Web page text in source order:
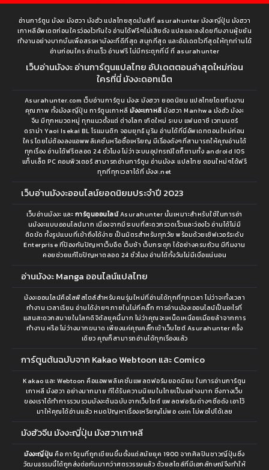
ตอนที่ 52
เมษายน 7, 2022
ตอนที่ 51
เมษายน 7, 2022
เมษายน 7, 2022
ตอนที่ 49
เมษายน 7, 2022
ตอนที่ 48
เมษายน 7, 2022
ตอนที่ 47
เมษายน 7, 2022
ตอนที่ 46
เมษายน 7, 2022
ตอนที่ 45
เมษายน 7, 2022
ตอนที่ 44 ตอนที่ 43
เมษายน 7, 2022
ตอนที่ 42
เมษายน 7, 2022
ตอนที่ 41
เมษายน 7, 2022
ตอนที่ 40
เมษายน 7, 2022
ตอนที่ 39
เมษายน 7, 2022
ตอนที่ 38
เมษายน 7, 2022
ตอนที่ 37
เมษายน 7, 2022
ตอนที่ 36
เมษายน 7, 2022
ตอนที่ 35
เมษายน 7, 2022
ตอนที่ 34
เมษายน 7, 2022 เมษายน 7, 2022
ตอนที่ 32
เมษายน 7, 2022
ตอนที่ 31
เมษายน 7, 2022
ตอนที่ 30
เมษายน 7, 2022
ตอนที่ 29
เมษายน 7, 2022
ตอนที่ 28 ตอนที่ 27
อ่านการ์ตูน มังงะ มังฮวา มังฮัว แปลไทยสุดมันส์ที่ asurahunter มังงะญี่ปุ่น มังฮวา
เกาหลีอัพเดตก่อนใครว่องไวทันใจ อ่านได้ฟรีๆไม่เสียตัง แปลและลงโดยทีมงานผู้ขยัน
ทำงานอย่างบากบั่นเพื่อสรรหามังงะที่ดีที่สุด สนุกที่สุด และอัปเดตไวที่สุดให้ทุกท่านได้
อ่านก่อนใคร อ่านเร็ว อ่านฟรี ไม่มีกระตุกที่นี่ ที่ asurahunter
เว็บอ่านมังงะ อ่านการ์ตูนแปลไทย อัปเดตตอนล่าสุดใหม่ก่อน
ใครที่นี่ มังงะดอทเน็ต
Asurahunter.com เว็บอ่านการ์ตูน มังงะ มังฮวา ยอดนิยม แปลไทยโดยทีมงาน
คุณภาพ ทั้งมังงะญี่ปุ่น การ์ตูนเกาหลีมังงะเกาหลี มังฮวา Manhwa มังฮัว มังงะ
จีน มีทุกหมวดหมู่ ทุกแนวตั้งแต่ ต่างโลก เกิดใหม่ ระบบ แฟนตาซี เวทมนตร์
ดราม่า Yaoi Isekai BL โรแมนติก จอมยุทธ์ มูริม อ่านได้ที่นี่อัพเดทตอนใหม่ก่อน
ใคร โดยไม่ต้องลงแอพพลิเคชั่นหรือซื้อเหรียญ มีเรื่องดังๆที่สามารถให้คุณอ่านได้
ทุกเรื่อง อ่านได้ฟรีตลอด 24 ชั่วโมง ไม่ว่าจะบนอุปกรณ์ใดก็ตามทั้ง android IOS
แท็บเล็ต PC คอมพิวเตอร์ สามารถอ่านการ์ตูน อ่านมังงะ แปลไทย ตอนใหม่ๆได้ฟรี
ทุกที่ทุกเวลาได้ที่ มังงะ.net
เว็บอ่านมังงะออนไลน์ยอดนิยมประจำปี 2023
เว็บอ่านมังงะ และ การ์ตูนออนไลน์Asurahunter นั้นเหมาะสำหรับใช้ในการอ่า
นมังงะแบบออนไลน์มาก เนื่องจากมีระบบที่สะดวกรวดเร็วและว่องไว อ่านได้ไม่มี
ติดขัด ทั้งรูปแบบที่เข้าถึงได้ง่าย เป็นมิตรสำหรับทุกวัย พร้อมด้วยเซิฟเวอร์ระดับ
Enterprise ที่ป้องกันปัญหาเว็บอืด เว็บช้า เว็บกระตุก ได้อย่างครบถ้วน มีทีมงาน
คอยช่วยแก้ไขปัญหาตลอด 24 ชั่วโมง อ่านได้ทั้งวันไม่มีเบื่อแน่นอน
อ่านมังงะ Manga ออนไลน์แปลไทย
ม้งงะออนไลน์คือไลฟ์สไตล์สำหรับคนรุ่นใหม่ที่อ่านได้ทุกที่ทุกเวลา ไม่ว่าจะทั้งเวลา
ทำงาน เวลาเรียน อ่านได้ง่ายๆภายในไม่กี่คลิ๊ก การอ่านมังงะออนไลน์เป็นอะไรที่
แสนสะดวกสบายในโลกดิจิตัลยุคนี้มาก ไม่ว่าคุณจะเหน็ดเหนื่อยเมื่อยล้าจากการ
ทำงาน หรือ ไม่ว่างมากขนาด เพียงแค่คุณคลิ๊กเข้าเว็บไซต์ Asurahunter ครั้ง
เดียว คุณก็สามารถอ่านได้ทุกเรื่องแล้ว
การ์ตูนต้นฉบับจาก Kakao Webtoon และ Comico
Kakao และ Webtoon คือแอพพลิเคชั่นแพลตฟอร์มยอดนิยม ในการอ่านการ์ตูน
เกาหลี มังฮวา อย่างมากมาย ทีได้รับความนิยมในไทยเป็นอย่างมาก ซึ่งทางเว็บ
ของเราได้ทำการรวบรวมมังงะต้นฉบับจากเว็บไซต์ แพลตฟอร์มต่างๆชื่อดัง เอาไว้
มาให้คุณได้อ่านแล้ว หมดปัญหาเรื่องเหรียญไม่พอ coin ไม่พอไปได้เลย
มังฮัวจีน มังงะญี่ปุ่น มังฮวาเกาหลี
มังงะญี่ปุ่น คือ การ์ตูนที่ถูกเขียนขึ้นตั้งแต่สมัยยุค 1900 จากศิลปินชาวญี่ปุ่นซึ่ง
วัฒนธรรมนี้ได้ถูกส่งต่อกันมากว่าศตรวรรษแล้ว ด้วยสไตล์ที่มีเอกลักษณ์จึงทำให้